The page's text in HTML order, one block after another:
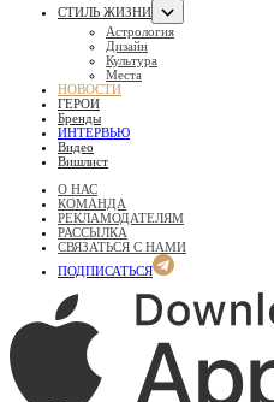
СТИЛЬ ЖИЗНИ
Астрология
Дизайн
Культура
Места
НОВОСТИ
ГЕРОИ
Бренды
ИНТЕРВЬЮ
Видео
Вишлист
О НАС
КОМАНДА
РЕКЛАМОДАТЕЛЯМ
РАССЫЛКА
СВЯЗАТЬСЯ С НАМИ
ПОДПИСАТЬСЯ